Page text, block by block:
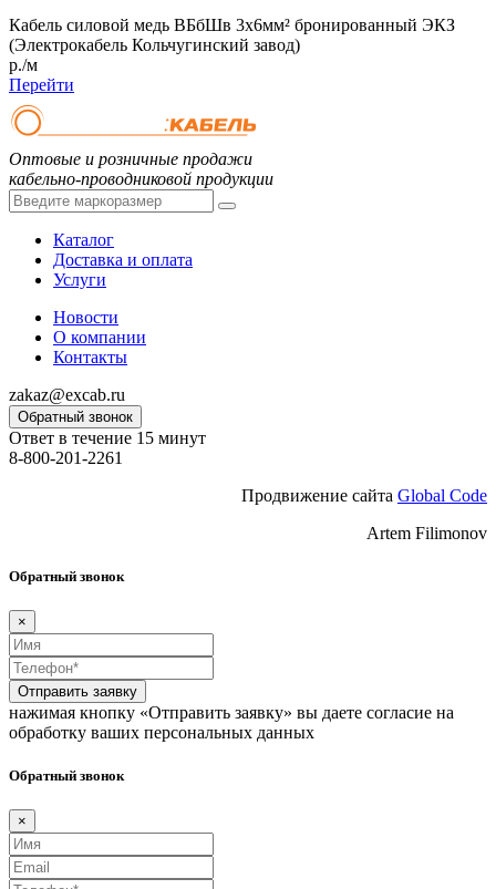
Кабель силовой медь ВБбШв 3x6мм² бронированный ЭКЗ
(Электрокабель Кольчугинский завод)
р./м
Перейти
Оптовые и розничные продажи
кабельно-проводниковой продукции
Каталог
Доставка и оплата
Услуги
Новости
О компании
Контакты
zakaz@excab.ru
Обратный звонок
Ответ в течение 15 минут
8-800-201-2261
Продвижение сайта Global Code
Artem Filimonov
Обратный звонок
×
Отправить заявку
нажимая кнопку «Отправить заявку» вы даете согласие на
обработку ваших персональных данных
Обратный звонок
×